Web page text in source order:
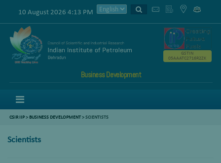
10 August 2026 4:13 PM
Business Development
GSTIN
05AAATC2716R2ZK
CSIR IIP> BUSINESS DEVELOPMENT> SCIENTISTS
Scientists